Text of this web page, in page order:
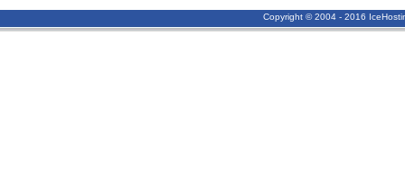
Copyright © 2004 - 2016